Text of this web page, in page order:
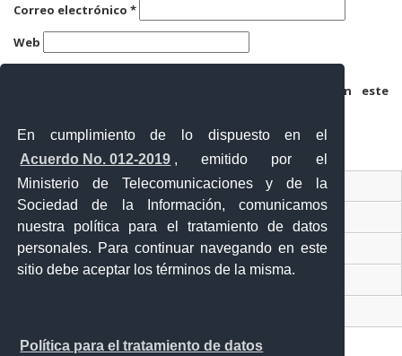
En cumplimiento de lo dispuesto en el
Acuerdo No. 012-2019 , emitido por el
Ministerio de Telecomunicaciones y de la
Sociedad de la Información, comunicamos
nuestra política para el tratamiento de datos
personales. Para continuar navegando en este
sitio debe aceptar los términos de la misma.
Política para el tratamiento de datos
Correo electrónico *
Web
Guarda mi nombre, correo electrónico y web en este
Ventanilla Única Virtual
Ventanilla Única de Comercio Exterior
Gobierno Abierto
Visor Ciudadano